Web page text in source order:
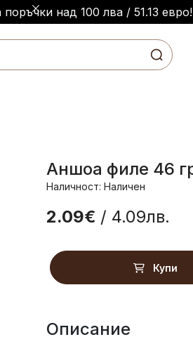
над 100 лва / 51.13
Аншоа филе 46
Наличност: Наличен
2.09€ / 4.09лв.
Купи
Описание